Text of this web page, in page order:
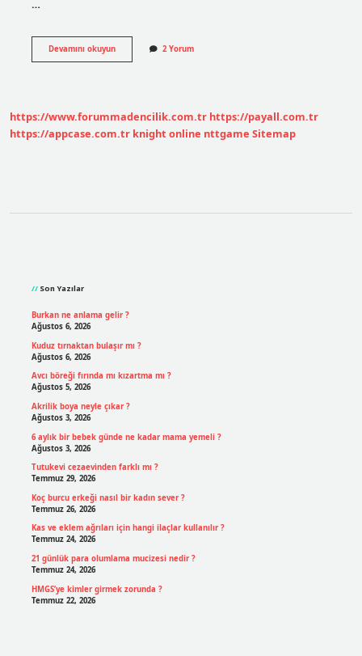
…
Devamını okuyunMat
Görünümlü
2 Yorum
https://www.forummadencilik.com.tr https://payall.com.tr
https://appcase.com.tr knight online nttgame Sitemap
Son Yazılar
Burkan ne anlama gelir ?
Ağustos 6, 2026
Kuduz tırnaktan bulaşır mı ?
Ağustos 6, 2026
Avcı böreği fırında mı kızartma mı ?
Ağustos 5, 2026
Akrilik boya neyle çıkar ?
Ağustos 3, 2026
6 aylık bir bebek günde ne kadar mama yemeli ?
Ağustos 3, 2026
Tutukevi cezaevinden farklı mı ?
Temmuz 29, 2026
Koç burcu erkeği nasıl bir kadın sever ?
Temmuz 26, 2026
Kas ve eklem ağrıları için hangi ilaçlar kullanılır ?
Temmuz 24, 2026
21 günlük para olumlama mucizesi nedir ?
Temmuz 24, 2026
HMGS’ye kimler girmek zorunda ?
Temmuz 22, 2026